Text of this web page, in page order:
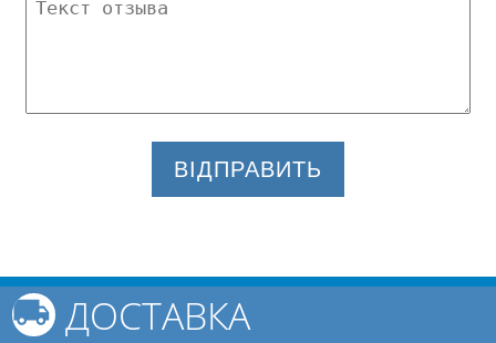
ВІДПРАВИТЬ
ДОСТАВКА